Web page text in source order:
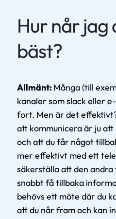
Hur når jag
bäst?
Allmänt:Många (till
kanaler som slack eller
fort. Men är det
att kommunicera är ju
och att du får något
mer effektivt med ett
säkerställa att den
snabbt få tillbaka
behövs ett möte där du
att du når fram och kan